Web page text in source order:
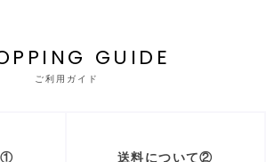
GUIDE
ご利用ガイド
① 送料について②